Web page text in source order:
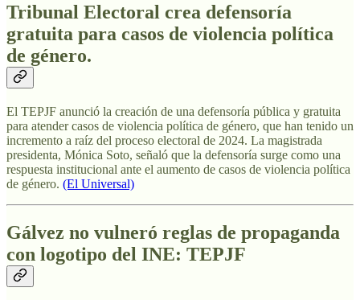
Tribunal Electoral crea defensoría
gratuita para casos de violencia política
de género.
El TEPJF anunció la creación de una defensoría pública y gratuita
para atender casos de violencia política de género, que han tenido un
incremento a raíz del proceso electoral de 2024. La magistrada
presidenta, Mónica Soto, señaló que la defensoría surge como una
respuesta institucional ante el aumento de casos de violencia política
de género. (El Universal)
Gálvez no vulneró reglas de propaganda
con logotipo del INE: TEPJF